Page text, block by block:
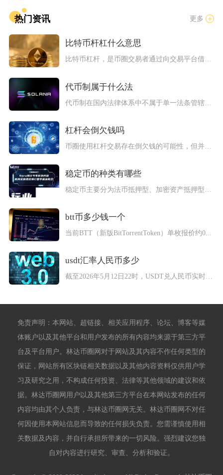
热门资讯 更多
比特币杆杠什么意思
比特币杠杆，是币圈交易者通过向交易平台借入资金，以少量自有资...
代币制属于什么法
代币制在国内法律体系中不属于单一法条管辖，按照代币功能、发行...
杠杆会倒欠钱吗
稳定币的种类有哪些
btt币多少钱一个
当前BTT（新版BitTorrentToken）单枚报价约0...
usdt汇率人民币多少
截至2026年5月12日22时，USDT兑人民币实时汇率为1...
免责声明：本网站、超链接、相关应用程序、论坛、博客等媒
体账户以及其他平台和用户发布的所有内容均来源于第三方平
台及平台用户。林达币圈网对于网站及其内容不作任何类型的
保证，网站所有区块链相关数据以及其他内容资料仅供用户学
习及研究之用，不构成任何投资、法律等其他领域的建议和依
据。林达币圈网用户以及其他第三方平台在本网站发布的任何
内容均由其个人负责，与林达币圈网无关。林达币圈网不对任
何因使用本网站信息而导致的任何损失负责。您需谨慎使用相
关数据及内容，并自行承担所带来的一切风险。强烈建议您独
自对内容进行研究、审查、分析和验证。